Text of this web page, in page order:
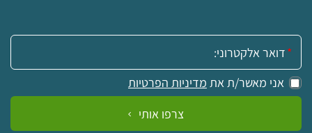
אימייל:
אני מאשר/ת את מדיניות הפרטיות
צרפו אותי